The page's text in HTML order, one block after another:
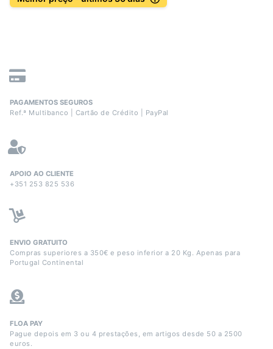
PAGAMENTOS SEGUROS
Ref.ª Multibanco | Cartão de Crédito | PayPal
APOIO AO CLIENTE
+351 253 825 536
ENVIO GRATUITO
Compras superiores a 350€ e peso inferior a 20 Kg. Apenas para
Portugal Continental
FLOA PAY
Pague depois em 3 ou 4 prestações, em artigos desde 50 a 2500
euros.